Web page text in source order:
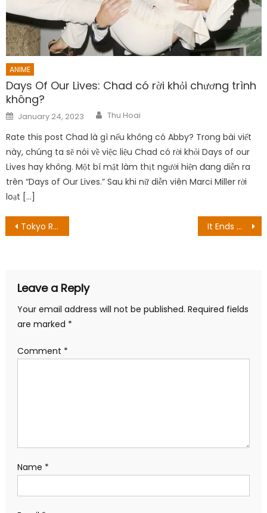
ANIME
Days Of Our Lives: Chad có rời khỏi chương trình
không?
Posted
on
January 24, 2023 Author
Thu Hoai
Rate this post Chad là gì nếu không có Abby? Trong bài viết
này, chúng ta sẽ nói về việc liệu Chad có rời khỏi Days of our
Lives hay không. Một bí mật làm thịt người hiện đang diễn ra
trên “Days of Our Lives.” Sau khi nữ diễn viên Marci Miller rời
loạt […]
Post
Tokyo Revergers – Chương 262: Trận chiến quyết định! It Ends With Us: The Viral, Tear-Jerker Book được chuyển thể thành phim
Leave a Reply
Your email address will not be published. Required fields
are marked *
Comment *
Name *